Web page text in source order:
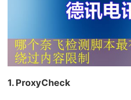
1. ProxyCheck